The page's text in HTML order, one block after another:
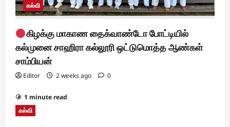
கல்வி
கிழக்கு மாகாண தைக்வாண்டோ போட்டியில்
கல்முனை சாஹிரா கல்லூரி ஒட்டுமொத்த ஆண்கள்
சாம்பியன்
Editor 2 weeks ago 0
1 minute read
கல்வி